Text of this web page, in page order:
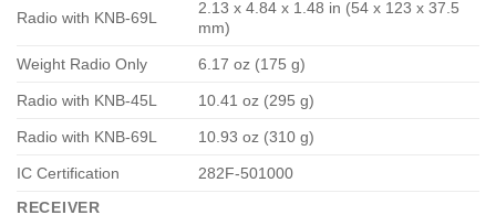
Radio with KNB-69L
2.13 x 4.84 x 1.48 in (54 x 123 x 37.5
mm)
Weight Radio Only 6.17 oz (175 g)
Radio with KNB-45L 10.41 oz (295 g)
Radio with KNB-69L 10.93 oz (310 g)
IC Certification
282F-501000
RECEIVER